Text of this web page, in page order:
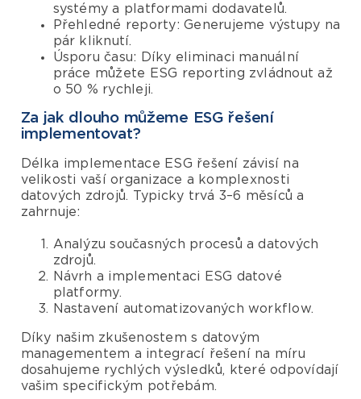
systémy a platformami dodavatelů.
Přehledné reporty: Generujeme výstupy na
pár kliknutí.
Úsporu času: Díky eliminaci manuální
práce můžete ESG reporting zvládnout až
o 50 % rychleji.
Za jak dlouho můžeme ESG řešení
implementovat?
Délka implementace ESG řešení závisí na
velikosti vaší organizace a komplexnosti
datových zdrojů. Typicky trvá 3–6 měsíců a
zahrnuje:
Analýzu současných procesů a datových
zdrojů.
Návrh a implementaci ESG datové
platformy.
Nastavení automatizovaných workflow.
Díky našim zkušenostem s datovým
managementem a integrací řešení na míru
dosahujeme rychlých výsledků, které odpovídají
vašim specifickým potřebám.